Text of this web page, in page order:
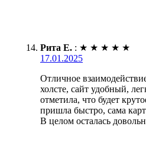
Рита Е. : ★ ★ ★ ★ ★
17.01.2025
Отличное
холсте, сайт удобный,
отметила, что будет
пришла быстро, сама
В целом осталась